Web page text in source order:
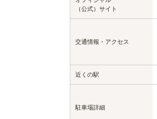
（公式）サイト
交通情報・アクセス
近くの駅
駐車場詳細